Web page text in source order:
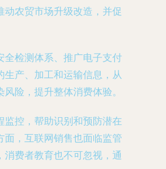
农贸市场升级改造，并促
全检测体系、推广电子支付
产、加工和运输信息，从
险，提升整体消费体验。
控，帮助识别和预防潜在
，互联网销售也面临监管
费者教育也不可忽视，通